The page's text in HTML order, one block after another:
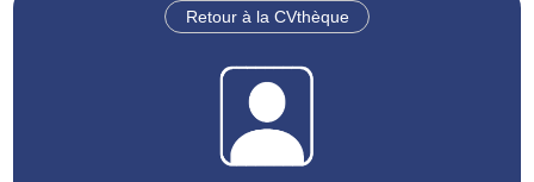
Retour à la CVthèque